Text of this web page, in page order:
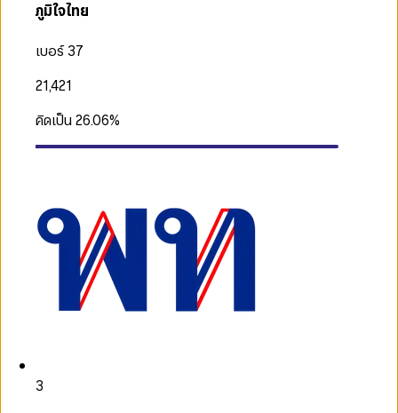
ภูมิใจไทย
เบอร์ 37
21,421
คิดเป็น26.06%
3